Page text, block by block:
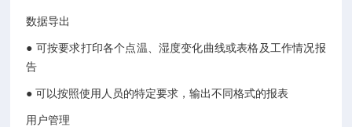
数据导出
● 可按要求打印各个点温、湿度变化曲线或表格及工作情况报
告
● 可以按照使用人员的特定要求，输出不同格式的报表
用户管理